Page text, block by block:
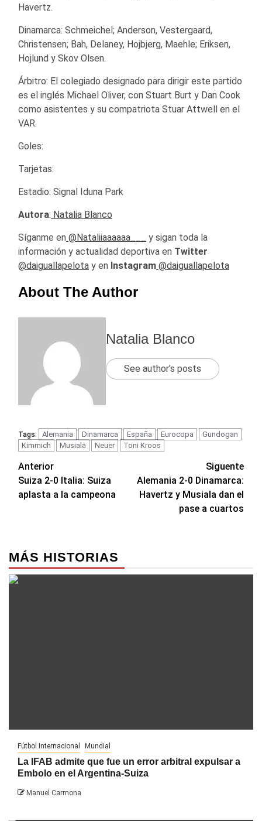
Havertz.
Dinamarca: Schmeichel; Anderson, Vestergaard,
Christensen; Bah, Delaney, Hojbjerg, Maehle; Eriksen,
Hojlund y Skov Olsen.
Árbitro: El colegiado designado para dirigir este partido
es el inglés Michael Oliver, con Stuart Burt y Dan Cook
como asistentes y su compatriota Stuar Attwell en el
VAR.
Goles:
Tarjetas:
Estadio: Signal Iduna Park
Autora: Natalia Blanco
Síganme en @Nataliiaaaaaa___
y sigan toda la
información y actualidad deportiva en Twitter
@daiguallapelota y en Instagram @daiguallapelota
About The Author
Natalia Blanco
See author's posts
Tags: Alemania Dinamarca España Eurocopa
Gundogan
Kimmich
Musiala Neuer Toni Kroos
Navegación
de
Anterior
Suiza 2-0 Italia: Suiza
aplasta a la campeona
Siguente
Alemania 2-0 Dinamarca:
Havertz y Musiala dan el
pase a cuartos
MÁS HISTORIAS
Fútbol Internacional Mundial
La IFAB admite que fue un error arbitral expulsar a
Embolo en el Argentina-Suiza
Manuel Carmona